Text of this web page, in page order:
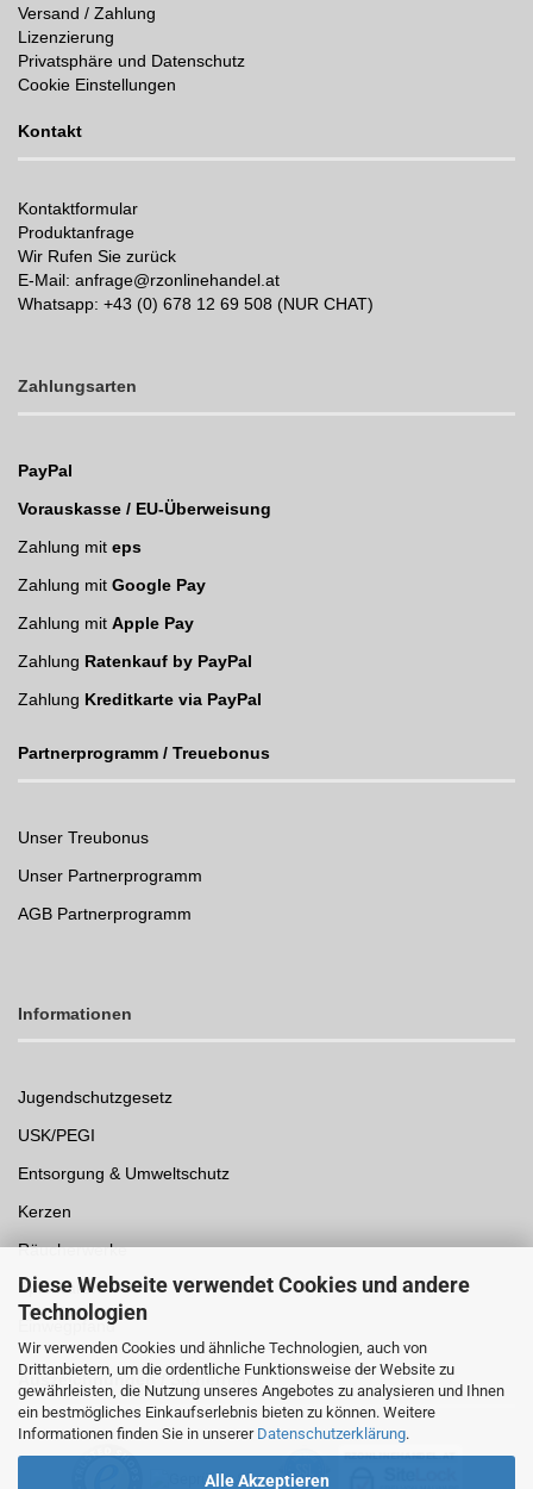
Diese Webseite verwendet Cookies und andere
Technologien
Wir verwenden Cookies und ähnliche Technologien, auch von
Drittanbietern, um die ordentliche Funktionsweise der Website zu
gewährleisten, die Nutzung unseres Angebotes zu analysieren und Ihnen
ein bestmögliches Einkaufserlebnis bieten zu können. Weitere
Informationen finden Sie in unserer Datenschutzerklärung.
Alle Akzeptieren
Versand / Zahlung
Lizenzierung
Privatsphäre und Datenschutz
Cookie Einstellungen
Kontakt
Kontaktformular
Produktanfrage
Wir Rufen Sie zurück
E-Mail: anfrage@rzonlinehandel.at
Whatsapp: +43 (0) 678 12 69 508 (NUR CHAT)
Zahlungsarten
PayPal
Vorauskasse / EU-Überweisung
Zahlung mit eps
Zahlung mit Google Pay
Zahlung mit Apple Pay
Zahlung Ratenkauf by PayPal
Zahlung Kreditkarte via PayPal
Partnerprogramm / Treuebonus
Unser Treubonus
Unser Partnerprogramm
AGB Partnerprogramm
Informationen
Jugendschutzgesetz
USK/PEGI
Entsorgung & Umweltschutz
Kerzen
Räucherwerke
Spielwaren
Einwegpfand
Auszeichnungen /Sicherheit